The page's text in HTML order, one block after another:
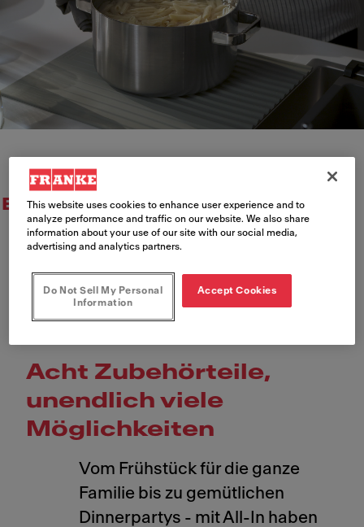
Einen Franke Partner finden →
Acht Zubehörteile,
unendlich viele
Möglichkeiten
Vom Frühstück für die ganze
Familie bis zu gemütlichen
Dinnerpartys - mit All-In haben
This website uses cookies to enhance user experience and to
analyze performance and traffic on our website. We also share
information about your use of our site with our social media,
advertising and analytics partners.
Do Not Sell My Personal
Information
Accept Cookies